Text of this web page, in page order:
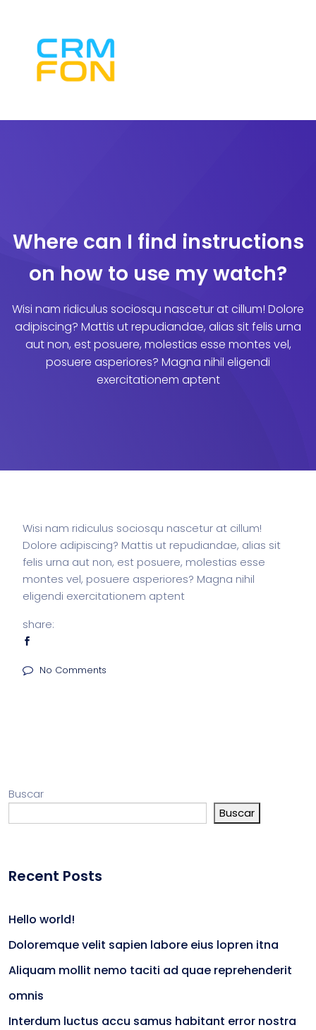
Where can I find instructions
on how to use my watch?
Wisi nam ridiculus sociosqu nascetur at cillum! Dolore
adipiscing? Mattis ut repudiandae, alias sit felis urna
aut non, est posuere, molestias esse montes vel,
posuere asperiores? Magna nihil eligendi
exercitationem aptent
Wisi nam ridiculus sociosqu nascetur at cillum!
Dolore adipiscing? Mattis ut repudiandae, alias sit
felis urna aut non, est posuere, molestias esse
montes vel, posuere asperiores? Magna nihil
eligendi exercitationem aptent
share:
No Comments
Buscar
Buscar
Recent Posts
Hello world!
Doloremque velit sapien labore eius lopren itna
Aliquam mollit nemo taciti ad quae reprehenderit
omnis
Interdum luctus accu samus habitant error nostra